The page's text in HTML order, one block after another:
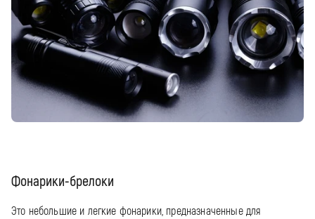
Фонарики-брелоки
Это небольшие и легкие фонарики, предназначенные для